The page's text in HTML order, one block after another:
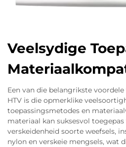
Veelsydige
Een van die belangrikste
HTV is die opmerklike
toepassingsmetodes en
materiaal kan suksesvol
verskeidenheid soorte weefsels,
nylon en verskeie mengsels, wat